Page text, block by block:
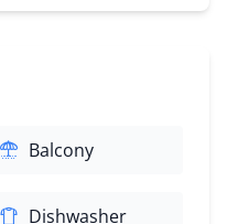
Balcony
Dishwasher